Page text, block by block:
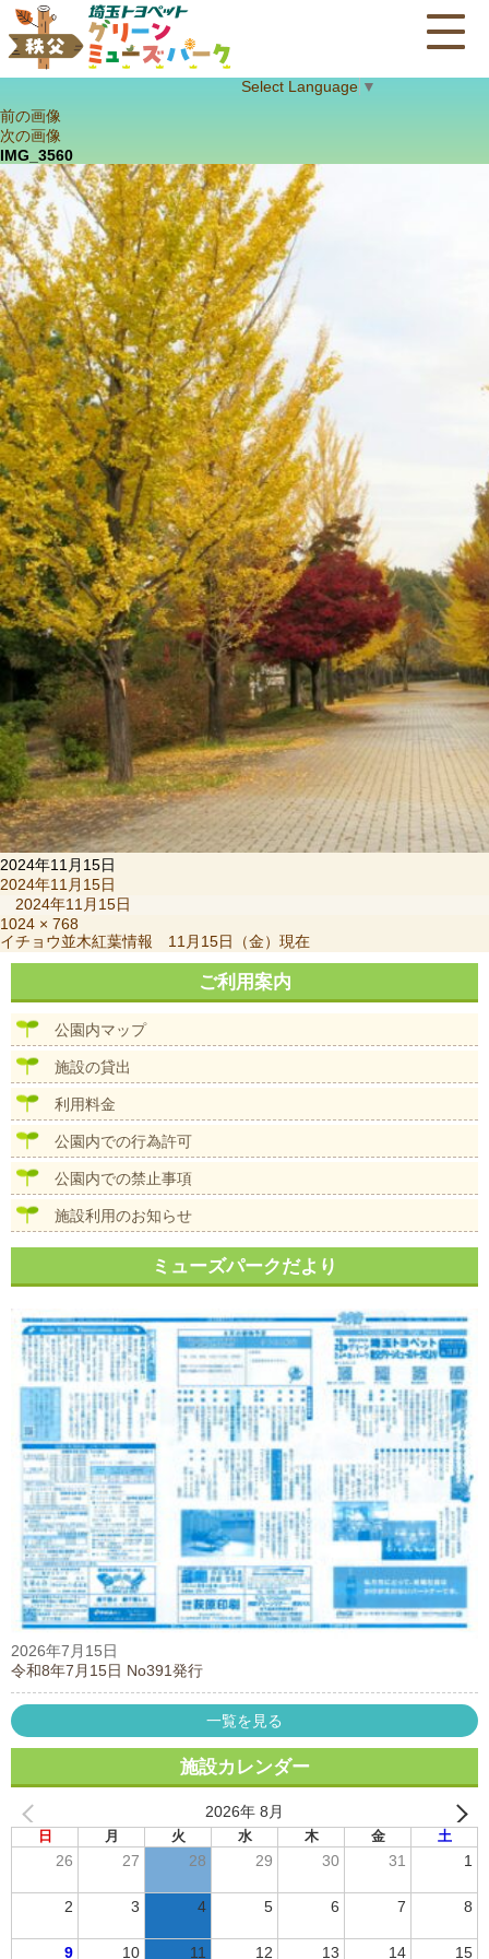
Select Language ▼
前の画像
次の画像
IMG_3560
2024年11月15日
投
日:
2024年11月15日
2024年11月15日
フ
ル
サ
ズ
1024 × 768
投
稿
ビ
イチョウ並木紅葉情報 11月15日（金）現在
ご利用案内
公園内マップ
施設の貸出
利用料金
公園内での行為許可
公園内での禁止事項
施設利用のお知らせ
ミューズパークだより
2026年7月15日
令和8年7月15日 No391発行
一覧を見る
施設カレンダー
2026年 8月
日 月 火 水 木 金 土
26 27 28 29 30 31 1
2 3 4 5 6 7 8
9 10 11 12 13 14 15